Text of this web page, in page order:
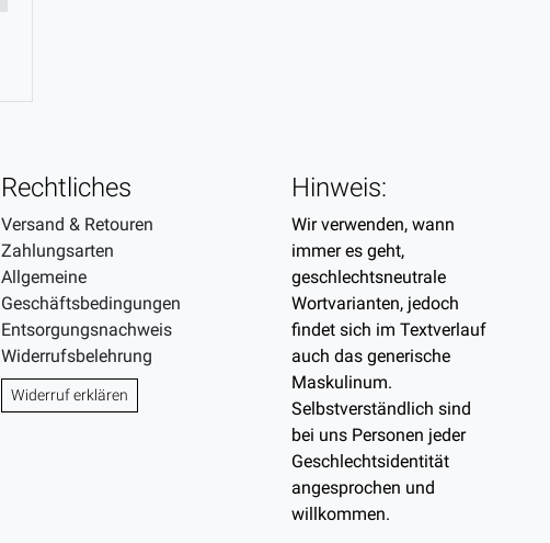
Rechtliches
Versand & Retouren
Zahlungsarten
Allgemeine
Geschäftsbedingungen
Entsorgungsnachweis
Widerrufsbelehrung
Widerruf erklären
Hinweis:
Wir verwenden, wann
immer es geht,
geschlechtsneutrale
Wortvarianten, jedoch
findet sich im Textverlauf
auch das generische
Maskulinum.
Selbstverständlich sind
bei uns Personen jeder
Geschlechtsidentität
angesprochen und
willkommen.